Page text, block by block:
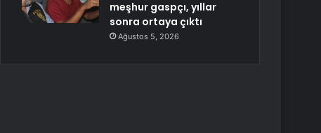
meşhur gaspçı, yıllar
sonra ortaya çıktı
Ağustos 5, 2026